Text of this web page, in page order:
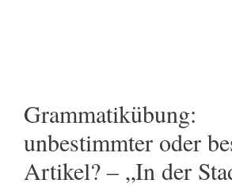
Grammatikübung:
unbestimmter oder
Artikel? – „In der